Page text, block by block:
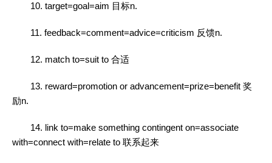
10. target=goal=aim 目标n.
11. feedback=comment=advice=criticism 反馈n.
12. match to=suit to 合适
13. reward=promotion or advancement=prize=benefit 奖
励n.
14. link to=make something contingent on=associate
with=connect with=relate to 联系起来